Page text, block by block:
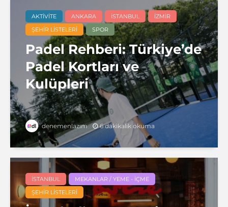
AKTIVITE ANKARA İSTANBUL
İZMIR
ŞEHIR LISTELERI
SPOR
Padel Rehberi: Türkiye’de
Padel Kortları ve
Kulüpleri
denemenlazım 6 dakikalık okuma
İSTANBUL
MEKANLAR / YEME - İÇME
ŞEHIR LISTELERI